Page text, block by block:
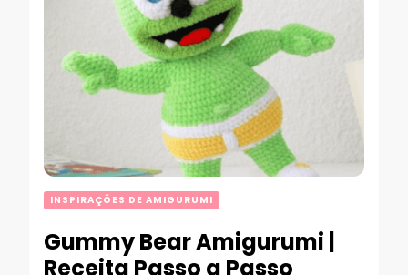
INSPIRAÇÕES DE AMIGURUMI
Gummy Bear Amigurumi |
Receita Passo a Passo